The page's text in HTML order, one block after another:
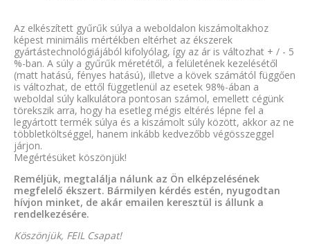
Az elkészített gyűrűk súlya a weboldalon kiszámoltakhoz
képest minimális mértékben eltérhet az ékszerek
gyártástechnológiájából kifolyólag, így az ár is változhat + / - 5
%-ban. A súly a gyűrűk méretétől, a felületének kezelésétől
(matt hatású, fényes hatású), illetve a kövek számától függően
is változhat, de ettől függetlenül az esetek 98%-ában a
weboldal súly kalkulátora pontosan számol, emellett cégünk
törekszik arra, hogy ha esetleg mégis eltérés lépne fel a
legyártott termék súlya és a kiszámolt súly között, akkor az ne
többletköltséggel, hanem inkább kedvezőbb végösszeggel
járjon.
Megértésüket köszönjük!
Reméljük, megtalálja nálunk az Ön elképzelésének
megfelelő ékszert. Bármilyen kérdés estén, nyugodtan
hívjon minket, de akár emailen keresztül is állunk a
rendelkezésére.
Köszönjük, FEIL Csapat!